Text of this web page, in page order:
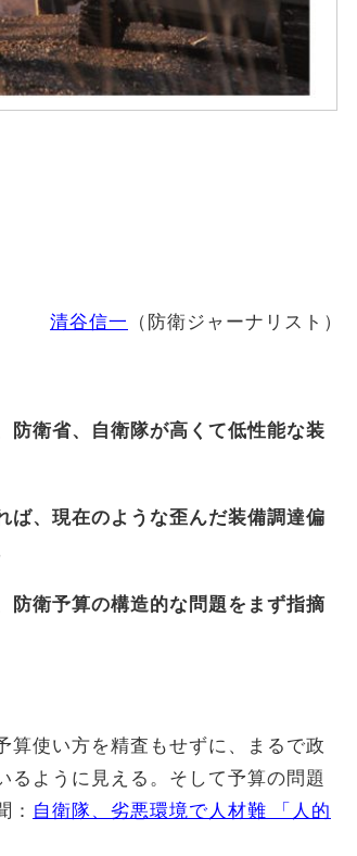
清谷信一 （防衛ジャーナリスト）
防衛省、自衛隊が高くて低性能な装
ば、現在のような歪んだ装備調達偏
防衛予算の構造的な問題をまず指摘
算使い方を精査もせずに、まるで政
るように見える。そして予算の問題
： 自衛隊、劣悪環境で人材難 「人的